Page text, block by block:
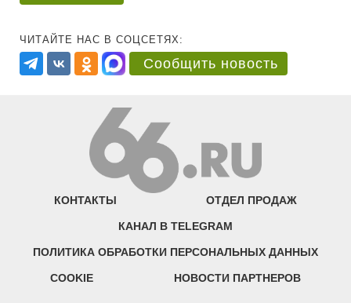
ЧИТАЙТЕ НАС В СОЦСЕТЯХ:
Сообщить новость
КОНТАКТЫ ОТДЕЛ ПРОДАЖ
КАНАЛ В TELEGRAM
ПОЛИТИКА ОБРАБОТКИ ПЕРСОНАЛЬНЫХ ДАННЫХ
COOKIE НОВОСТИ ПАРТНЕРОВ